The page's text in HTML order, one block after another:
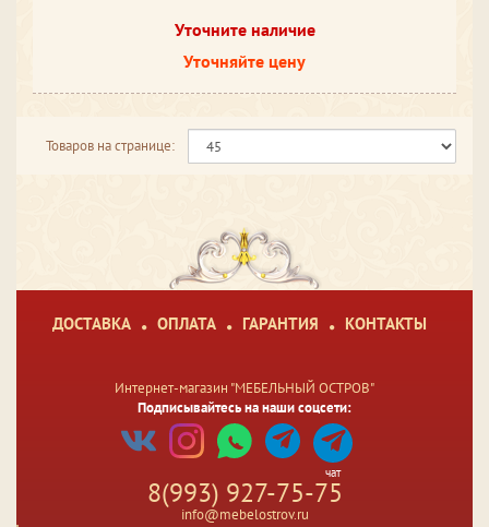
Уточните наличие
Уточняйте цену
Товаров на странице:
ДОСТАВКА ОПЛАТА ГАРАНТИЯ КОНТАКТЫ
Интернет-магазин "МЕБЕЛЬНЫЙ ОСТРОВ"
Подписывайтесь на наши соцсети:
чат
8(993) 927-75-75
info@mebelostrov.ru